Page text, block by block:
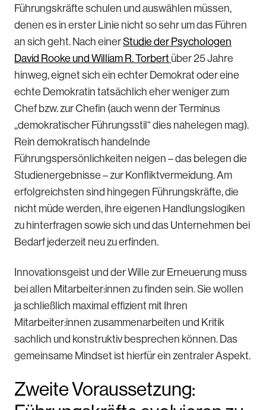
Führungskräfte schulen und auswählen müssen,
denen es in erster Linie nicht so sehr um das Führen
an sich geht. Nach einerStudie der Psychologen
David Rooke und William R. Torbert über 25 Jahre
hinweg, eignet sich ein echter Demokrat oder eine
echte Demokratin tatsächlich eher weniger zum
Chef bzw. zur Chefin (auch wenn der Terminus
„demokratischer Führungsstil“ dies nahelegen mag).
Rein demokratisch handelnde
Führungspersönlichkeiten neigen – das belegen die
Studienergebnisse – zur Konfliktvermeidung. Am
erfolgreichsten sind hingegen Führungskräfte, die
nicht müde werden, ihre eigenen Handlungslogiken
zu hinterfragen sowie sich und das Unternehmen bei
Bedarf jederzeit neu zu erfinden.
Innovationsgeist und der Wille zur Erneuerung muss
bei allen Mitarbeiter:innen zu finden sein. Sie wollen
ja schließlich maximal effizient mit Ihren
Mitarbeiter:innen zusammenarbeiten und Kritik
sachlich und konstruktiv besprechen können. Das
gemeinsame Mindset ist hierfür ein zentraler Aspekt.
Zweite Voraussetzung: